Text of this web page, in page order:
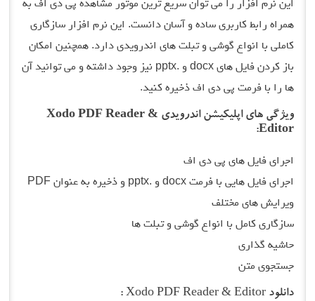
این نرم افزار را می توان سریع ترین موتور مشاهده پی دی اف به
همراه رابط کاربری ساده و آسان دانست. این نرم افزار سازگاری
کاملی با انواع گوشی و تبلت های اندرویدی دارد. همچنین امکان
باز کردن فایل های docx و .pptx نیز وجود داشته و می توانید آن
ها را با فرمت پی دی اف ذخیره کنید.
ویژگی های اپلیکیشن اندرویدی Xodo PDF Reader &
Editor:
اجرای فایل های پی دی اف
اجرای فایل هایی با فرمت docx و .pptx و ذخیره به عنوان PDF
ویرایش های مختلف
سازگاری کامل با انواع گوشی و تبلت ها
حاشیه گذاری
جستجوی متن
دانلود Xodo PDF Reader & Editor :